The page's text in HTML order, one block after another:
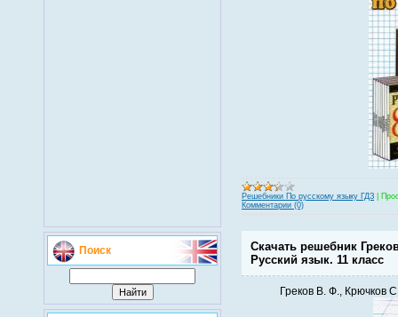
Поиск
Решебники По русскому языку ГДЗ
Комментарии (0)
Скачать решебник
Русский язык. 11 класс
Греков В. Ф., Крючков